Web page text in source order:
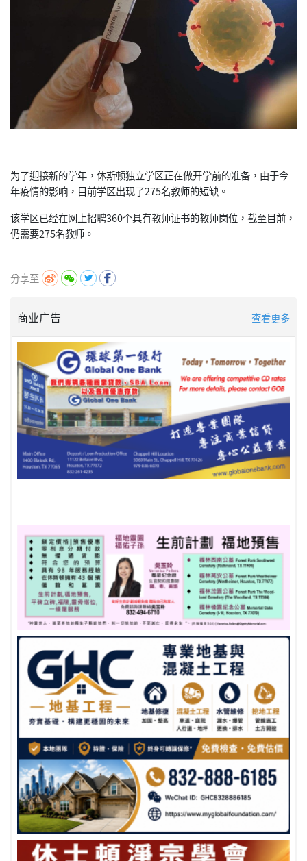
为了迎接新的学年，休斯顿独立学区正在做开学前的准备，由于今
年疫情的影响，目前学区出现了275名教师的短缺。
该学区已经在网上招聘360个具有教师证书的教师岗位，截至目前，
仍需要275名教师。
分享至
商业广告 查看更多